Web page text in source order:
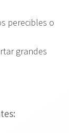
perecibles o
grandes